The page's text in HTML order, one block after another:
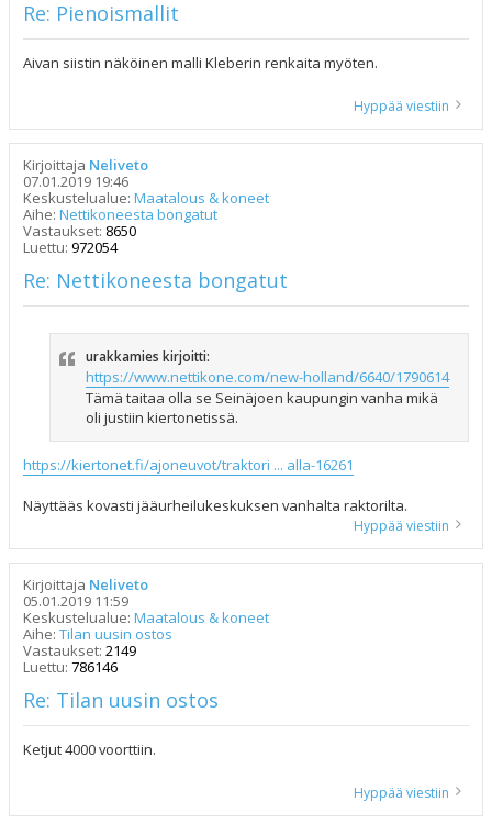
Re: Pienoismallit
Aivan siistin näköinen malli Kleberin renkaita myöten.
Hyppää viestiin
Kirjoittaja Neliveto
07.01.2019 19:46
Keskustelualue: Maatalous & koneet
Aihe: Nettikoneesta bongatut
Vastaukset: 8650
Luettu: 972054
Re: Nettikoneesta bongatut
urakkamies kirjoitti:
https://www.nettikone.com/new-holland/6640/1790614
Tämä taitaa olla se Seinäjoen kaupungin vanha mikä
oli justiin kiertonetissä.
https://kiertonet.fi/ajoneuvot/traktori ... alla-16261
Näyttääs kovasti jääurheilukeskuksen vanhalta raktorilta.
Hyppää viestiin
Kirjoittaja Neliveto
05.01.2019 11:59
Keskustelualue: Maatalous & koneet
Aihe: Tilan uusin ostos
Vastaukset: 2149
Luettu: 786146
Re: Tilan uusin ostos
Ketjut 4000 voorttiin.
Hyppää viestiin